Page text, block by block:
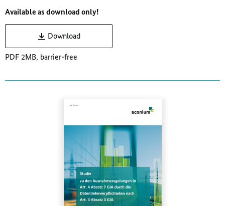
Available as download only!
Download
PDF 2MB, barrier-free